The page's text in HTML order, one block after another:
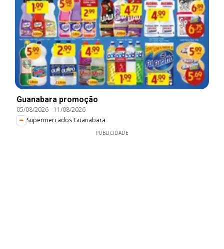
Guanabara promoção
05/08/2026- 11/08/2026
Supermercados Guanabara
PUBLICIDADE